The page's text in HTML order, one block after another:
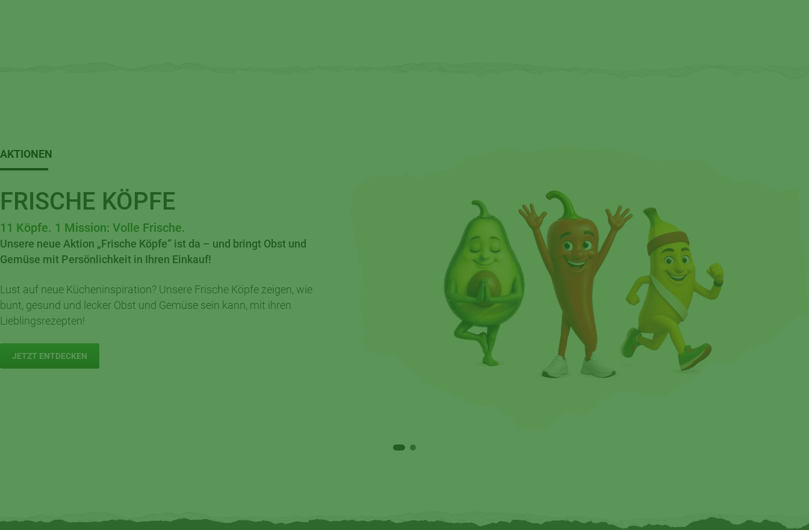
AKTIONEN
FRISCHE KÖPFE
11 Köpfe. 1 Mission: Volle Frische.
Unsere neue Aktion „Frische Köpfe“ ist da – und bringt Obst und
Gemüse mit Persönlichkeit in Ihren Einkauf!
Lust auf neue Kücheninspiration? Unsere Frische Köpfe zeigen, wie
bunt, gesund und lecker Obst und Gemüse sein kann, mit ihren
Lieblingsrezepten!
JETZT ENTDECKEN